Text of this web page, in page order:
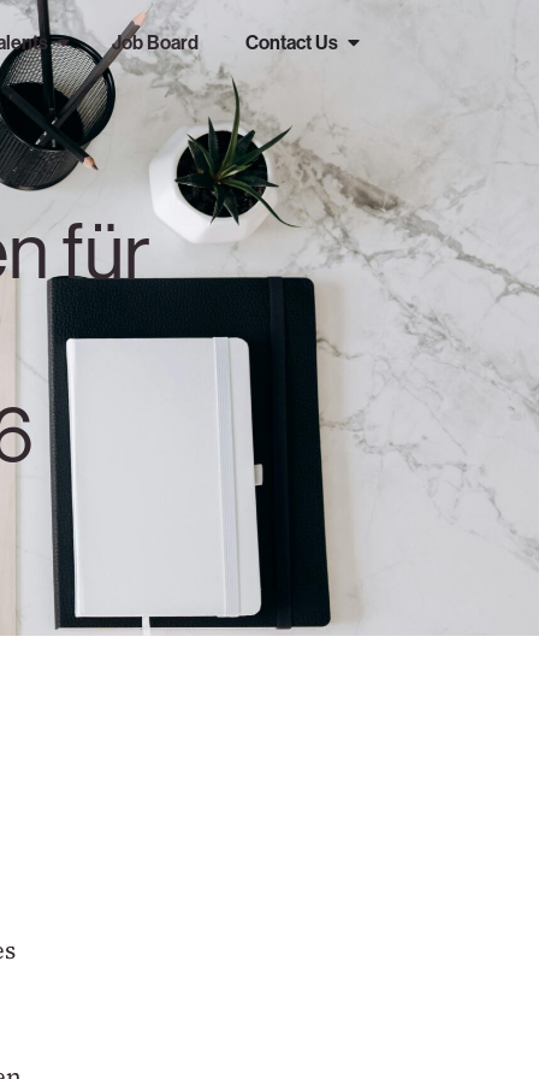
Job Board Contact Us
für